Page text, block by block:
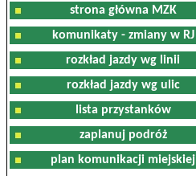
strona główna MZK
komunikaty - zmiany w RJ
rozkład jazdy wg linii
rozkład jazdy wg ulic
lista przystanków
zaplanuj podróż
plan komunikacji miejskiej